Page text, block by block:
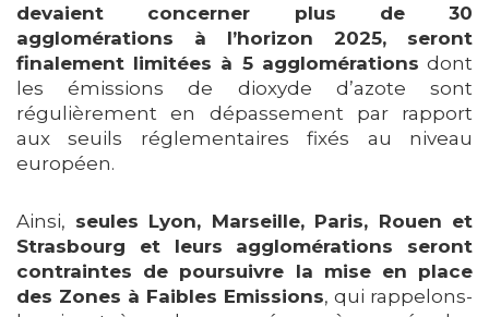
devaient concerner plus de 30
agglomérations à l’horizon 2025, seront
finalement limitées à 5 agglomérations dont
les émissions de dioxyde d’azote sont
régulièrement en dépassement par rapport
aux seuils réglementaires fixés au niveau
européen.
Ainsi, seules Lyon, Marseille, Paris, Rouen et
Strasbourg et leurs agglomérations seront
contraintes de poursuivre la mise en place
des Zones à Faibles Emissions, qui rappelons-